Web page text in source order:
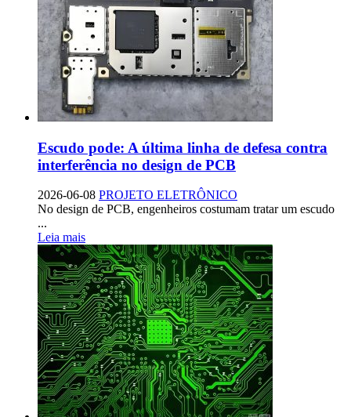
Escudo pode: A última linha de defesa contra
interferência no design de PCB
2026-06-08 PROJETO ELETRÔNICO
No design de PCB, engenheiros costumam tratar um escudo
...
Leia mais